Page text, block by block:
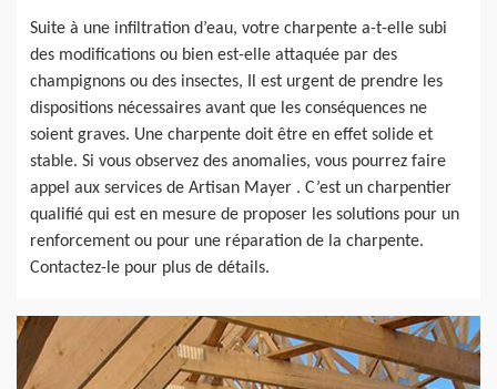
Suite à une infiltration d’eau, votre charpente a-t-elle subi
des modifications ou bien est-elle attaquée par des
champignons ou des insectes, Il est urgent de prendre les
dispositions nécessaires avant que les conséquences ne
soient graves. Une charpente doit être en effet solide et
stable. Si vous observez des anomalies, vous pourrez faire
appel aux services de Artisan Mayer . C’est un charpentier
qualifié qui est en mesure de proposer les solutions pour un
renforcement ou pour une réparation de la charpente.
Contactez-le pour plus de détails.